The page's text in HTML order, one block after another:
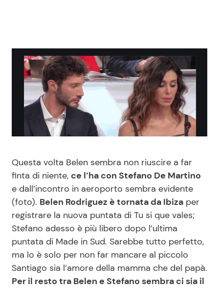
News Musica
News Spettacolo
Benessere
Casa
Moda e Style
Mondo Mamma
News benessere
Salute
Viaggi e Turismo
Cucina e Ricette
Consigli di Cucina
Dolci
Le Ricette in TV
Primi Piatti
Ricette Facili e Veloci
Ricette Feste
Questa volta Belen sembra non riuscire a far
finta di niente, ce l’ha con Stefano De Martino
e dall’incontro in aeroporto sembra evidente
(foto). Belen Rodriguez è tornata da Ibiza per
registrare la nuova puntata di Tu si que vales;
Stefano adesso è più libero dopo l’ultima
puntata di Made in Sud. Sarebbe tutto perfetto,
ma lo è solo per non far mancare al piccolo
Santiago sia l’amore della mamma che del papà.
Per il resto tra Belen e Stefano sembra ci sia il